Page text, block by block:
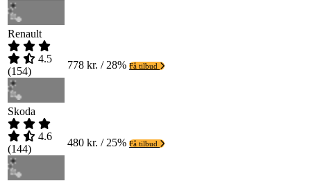
Renault
4.5
(154)
778 kr. / 28% Få tilbud
Skoda
4.6
(144)
480 kr. / 25% Få tilbud